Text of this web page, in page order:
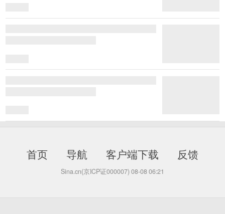
首页 导航 客户端下载 反馈
Sina.cn(京ICP证000007) 08-08 06:21